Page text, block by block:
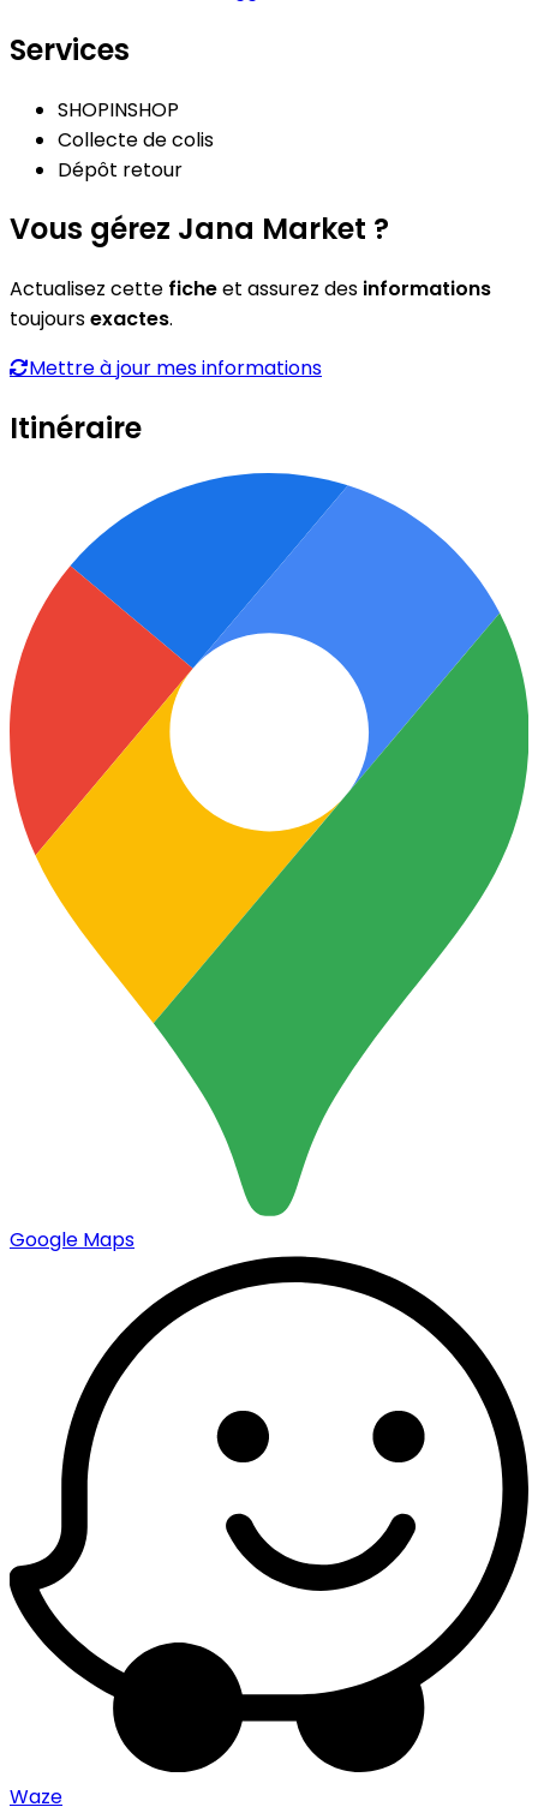
Services
SHOPINSHOP
Collecte de colis
Dépôt retour
Vous gérez Jana Market ?
Actualisez cette ficheet assurez des informations
toujoursexactes.
Mettre à jour mes informations
Itinéraire
Google Maps
Waze